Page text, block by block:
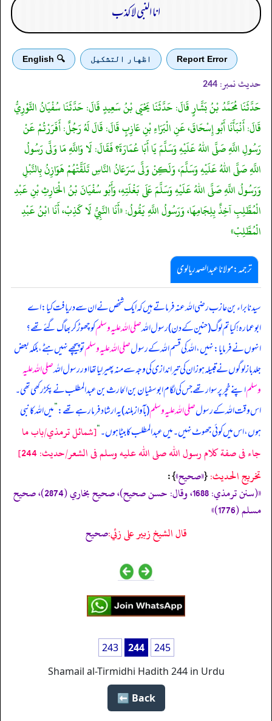
انا النبی لاکذب
Report Error اظهار التشكيل 🔍 English
حدیث نمبر: 244
حَدَّثَنَا مُحَمَّدُ بْنُ بَشَّارٍ قَالَ: حَدَّثَنَا يَحْيَى بْنُ سَعِيدٍ قَالَ: حَدَّثَنَا سُفْيَانُ الثَّوْرِيُّ
قَالَ: أَنْبَأَنَا أَبُو إِسْحَاقَ، عَنِ الْبَرَاءِ بْنِ عَازِبٍ قَالَ: قَالَ لَهُ رَجُلٌ: أَفَرَرْتُمْ عَنْ
رَسُولِ اللَّهِ صَلَّى اللهُ عَلَيْهِ وَسَلَّمَ يَا أَبَا عُمَارَةَ؟ فَقَالَ: لَا وَاللَّهِ مَا وَلَّى رَسُولُ
اللَّهِ صَلَّى اللهُ عَلَيْهِ وَسَلَّمَ، وَلَكِنْ وَلَّى سَرَعَانُ النَّاسِ تَلَقَّتْهُمْ هَوَازِنُ بِالنَّبْلِ
وَرَسُولُ اللَّهِ صَلَّى اللهُ عَلَيْهِ وَسَلَّمَ عَلَى بَغْلَتِهِ، وَأَبُو سُفْيَانَ بْنُ الْحَارِثِ بْنِ عَبْدِ
الْمُطَّلِبِ آخِذٌ بِلِجَامِهَا، وَرَسُولُ اللَّهِ يَقُولُ: «أَنَا النَّبِيُّ لَا كَذِبْ، أَنَا ابْنُ عَبْدِ
الْمُطَّلِبْ»
ترجمہ:مولانا عبدالصمد ریالوی
سیدنا براء بن عازب رضی اللہ عنہ فرماتے ہیں کہ ایک شخص نے ان سے دریافت کیا: اے
ابوعمارہ! کیا تم لوگ (حنین کے دن) رسول اللہصلی اللہ علیہ وسلمکو چھوڑ کر بھاگ گئے تھے؟
انہوں نے فرمایا: نہیں، اللہ کی قسم اللہ کے رسولصلی اللہ علیہ وسلمتو پیچھے نہیں ہٹے، بلکہ بعض
جلد باز لوگوں نے قبیلہ ہوزان کی تیر اندازی کی وجہ سے منہ پھیر لیا تھا اور رسول اللہصلی اللہ علیہ
وسلماپنے خچر پر سوار تھے جس کی لگام ابوسفیان بن الحارث بن عبدالمطلب نے پکڑ رکھی تھی۔
اس وقت اللہ کے رسولصلی اللہ علیہ وسلم(بآواز بلند) یہ ارشاد فرما رہے تھے:”میں اللہ کا نبی
ہوں، اس میں کوئی جھوٹ نہیں۔ میں عبدالمطلب کا بیٹا ہوں۔“[شمائل ترمذي/باب ما
جاء فى صفة كلام رسول الله صلى الله عليه وسلم فى الشعر/حدیث: 244]
تخریج الحدیث:{«‏‏‏‏صحيح»‏‏‏‏ }:
«(سنن ترمذي: 1688، وقال: حسن صحيح)، صحيح بخاري (2874)، صحيح
مسلم (1776)»
قال الشيخ زبير على زئي:صحيح
243 244
245
Shamail al-Tirmidhi Hadith 244 in Urdu
Back ⬅️